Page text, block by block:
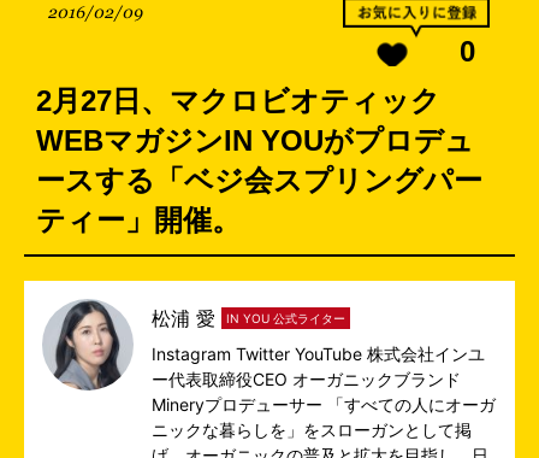
2016/02/09
0
2月27日、マクロビオティック
WEBマガジンIN YOUがプロデュ
ースする「ベジ会スプリングパー
ティー」開催。
松浦 愛 IN YOU 公式ライター
Instagram Twitter YouTube株式会社インユ
ー代表取締役CEO オーガニックブランド
Mineryプロデューサー 「すべての人にオーガ
ニックな暮らしを」をスローガンとして掲